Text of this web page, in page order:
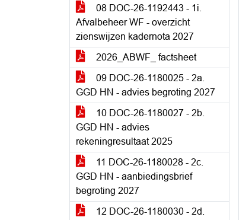
08 DOC-26-1192443 - 1i.
Afvalbeheer WF - overzicht
zienswijzen kadernota 2027
2026_ABWF_ factsheet
09 DOC-26-1180025 - 2a.
GGD HN - advies begroting 2027
10 DOC-26-1180027 - 2b.
GGD HN - advies
rekeningresultaat 2025
11 DOC-26-1180028 - 2c.
GGD HN - aanbiedingsbrief
begroting 2027
12 DOC-26-1180030 - 2d.